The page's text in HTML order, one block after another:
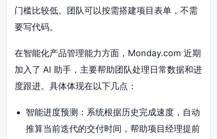
门槛比较低。团队可以按需搭建项目表单，不需
要写代码。
在智能化产品管理能力方面，Monday.com 近期
加入了 AI 助手，主要帮助团队处理日常数据和进
度跟进。具体体现在以下几点：
智能进度预测：系统根据历史完成速度，自动
推算当前迭代的交付时间，帮助项目经理提前